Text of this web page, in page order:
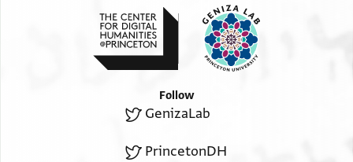
Follow
GenizaLab
PrincetonDH